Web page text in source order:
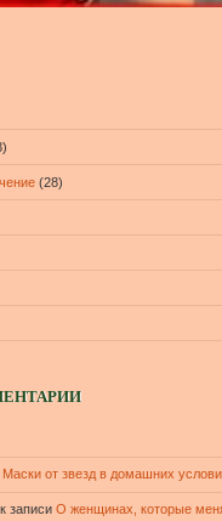
(28)
Маски от звезд в домашних
к записи О женщинах, которые